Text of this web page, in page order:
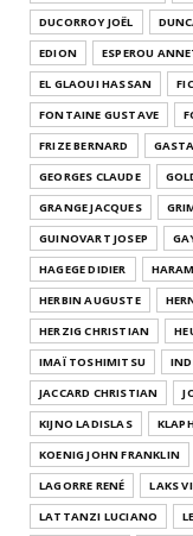
DUCORROY JOËL
EDION
ESPEROU
EL GLAOUI HASSAN
FONTAINE GUSTAVE
FRIZE BERNARD
GEORGES CLAUDE
GRANGE JACQUES
GUINOVART JOSEP
HAGEGE DIDIER
HERBIN AUGUSTE
HERZIG CHRISTIAN
IMAÏ TOSHIMITSU
JACCARD CHRISTIAN
KIJNO LADISLAS
KOENIG JOHN FRANKLIN
LAGORRE RENÉ
LAKS
LATTANZI LUCIANO